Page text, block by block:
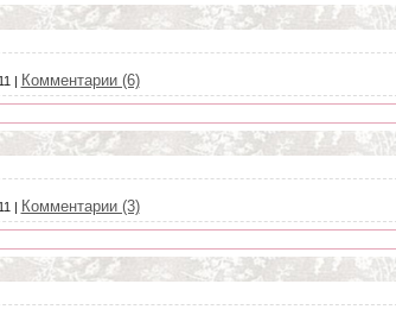
Комментарии (6)
Комментарии (3)